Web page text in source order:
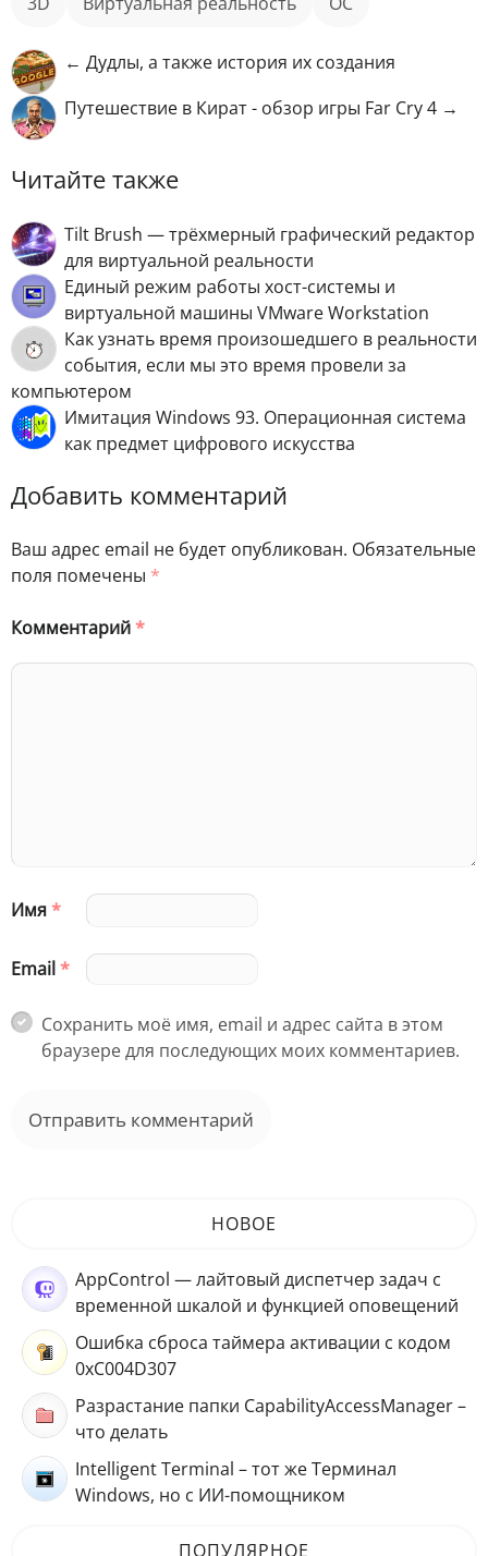
← Дудлы, а также история их создания
Путешествие в Кират - обзор игры Far Cry 4 →
Читайте также
Tilt Brush — трёхмерный графический редактор
для виртуальной реальности
Единый режим работы хост-системы и
виртуальной машины VMware Workstation
Как узнать время произошедшего в реальности
события, если мы это время провели за
компьютером
Имитация Windows 93. Операционная система
как предмет цифрового искусства
Добавить комментарий
Ваш адрес email не будет опубликован. Обязательные
поля помечены *
Комментарий*
Имя*
Email*
Сохранить моё имя, email и адрес сайта в этом
браузере для последующих моих комментариев.
НОВОЕ
AppControl — лайтовый диспетчер задач с
временной шкалой и функцией оповещений
Ошибка сброса таймера активации с кодом
0xC004D307
Разрастание папки CapabilityAccessManager –
что делать
Intelligent Terminal – тот же Терминал
Windows, но с ИИ-помощником
ПОПУЛЯРНОЕ